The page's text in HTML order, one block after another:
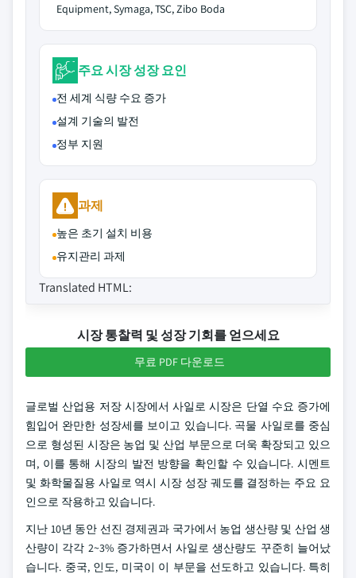
Equipment, Symaga, TSC, Zibo Boda
주요 시장 성장 요인
전 세계 식량 수요 증가
설계 기술의 발전
정부 지원
과제
높은 초기 설치 비용
유지관리 과제
Translated HTML:
시장 통찰력 및 성장 기회를 얻으세요
무료 PDF 다운로드
글로벌 산업용 저장 시장에서 사일로 시장은 단열 수요 증가에
힘입어 완만한 성장세를 보이고 있습니다. 곡물 사일로를 중심
으로 형성된 시장은 농업 및 산업 부문으로 더욱 확장되고 있으
며, 이를 통해 시장의 발전 방향을 확인할 수 있습니다. 시멘트
및 화학물질용 사일로 역시 시장 성장 궤도를 결정하는 주요 요
인으로 작용하고 있습니다.
지난 10년 동안 선진 경제권과 국가에서 농업 생산량 및 산업 생
산량이 각각 2~3% 증가하면서 사일로 생산량도 꾸준히 늘어났
습니다. 중국, 인도, 미국이 이 부문을 선도하고 있습니다. 특히